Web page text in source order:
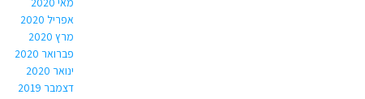
אפריל 2020
מרץ 2020
פברואר 2020
ינואר 2020
דצמבר 2019